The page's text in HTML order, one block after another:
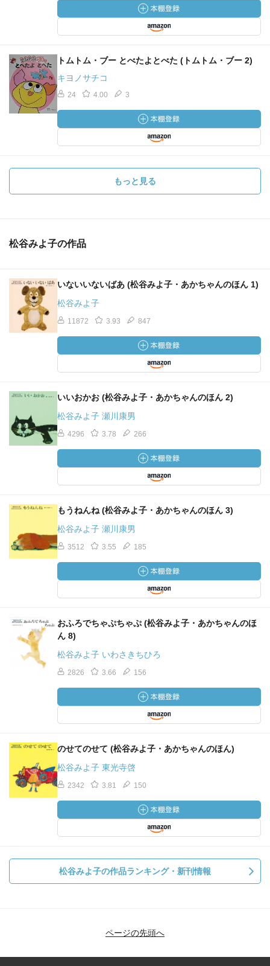
トムトム・ブー とべたよとべた (トムトム・ブー 2)
キヨノサチコ
24 4.00 3
もっと見る
松谷みよ子の作品
いないいないばあ (松谷みよ子・あかちゃんのほん 1)
松谷みよ子
11872 3.93 847
いいおかお (松谷みよ子・あかちゃんのほん 2)
松谷みよ子 瀬川康男
4296 3.78 266
もうねんね (松谷みよ子・あかちゃんのほん 3)
松谷みよ子 瀬川康男
3512 3.55 185
おふろでちゃぷちゃぷ (松谷みよ子・あかちゃんのほ
ん 8)
松谷みよ子 いわさきちひろ
2826 3.66 156
のせてのせて (松谷みよ子・あかちゃんのほん)
松谷みよ子 東光寺啓
2342 3.81 150
松谷みよ子の作品ランキング・新刊情報
ページの先頭へ